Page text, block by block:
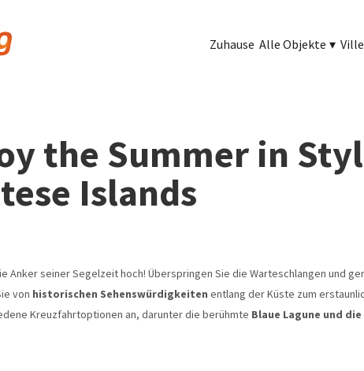
Zuhause Alle Objekte ▾
the Summer in
Islands
Anker seiner Segelzeit hoch! Überspringen Sie die Warteschlangen und
von historischen Sehenswürdigkeiten entlang der Küste zum
Kreuzfahrtoptionen an, darunter die berühmte Blaue Lagune und